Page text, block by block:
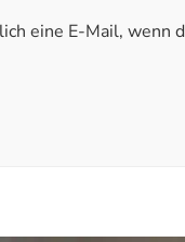
eine E-Mail, wenn